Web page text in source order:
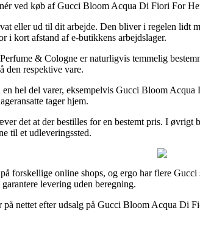
ved køb af Gucci Bloom Acqua Di Fiori For
eller ud til dit arbejde. Den bliver i regelen lidt
i kort afstand af e-butikkens arbejdslager.
& Cologne er naturligvis temmelig
den respektive vare.
hel del varer, eksempelvis Gucci Bloom
tager hjem.
det at der bestilles for en bestemt pris. I
til et udleveringssted.
forskellige online shops, og ergo har flere
levering uden beregning.
nettet efter udsalg på Gucci Bloom Acqua Di